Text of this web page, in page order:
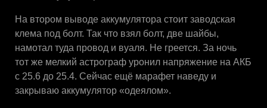
На втором выводе аккумулятора стоит заводская
клема под болт. Так что взял болт, две шайбы,
намотал туда провод и вуаля. Не греется. За ночь
тот же мелкий астрограф уронил напряжение на АКБ
с 25.6 до 25.4. Сейчас ещё марафет наведу и
закрываю аккумулятор «одеялом».